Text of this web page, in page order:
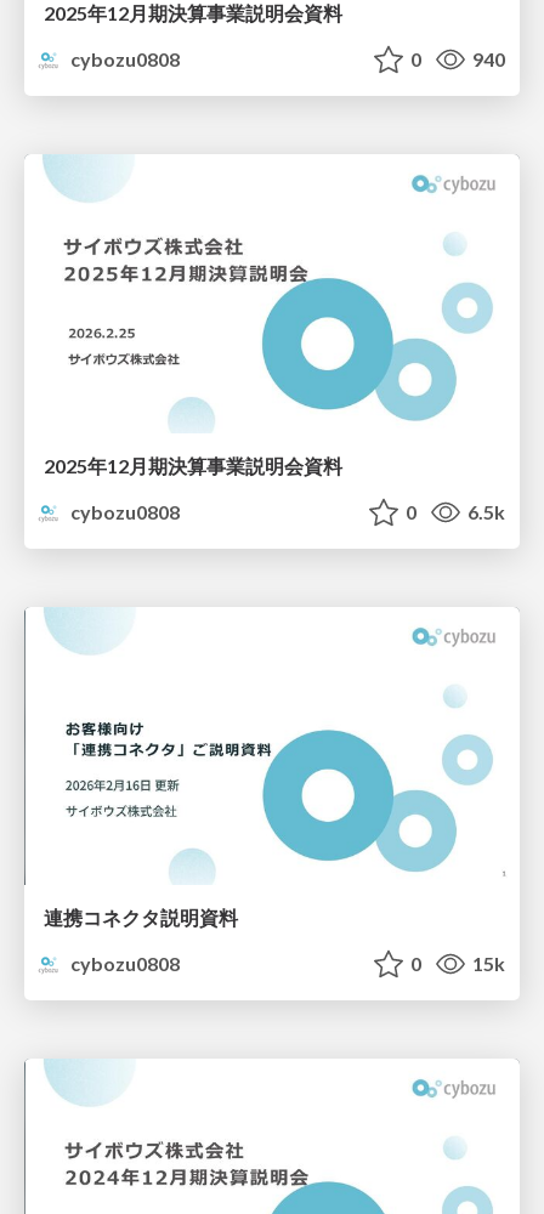
2025年12月期決算事業説明会資料
cybozu0808
0 940
2025年12月期決算事業説明会資料
cybozu0808
0 6.5k
連携コネクタ説明資料
cybozu0808
0 15k